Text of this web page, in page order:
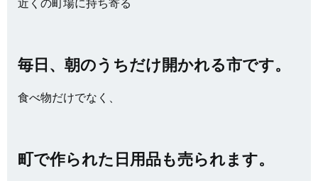
毎日、朝のうちだけ開かれる市です。
食べ物だけでなく、
町で作られた日用品も売られます。